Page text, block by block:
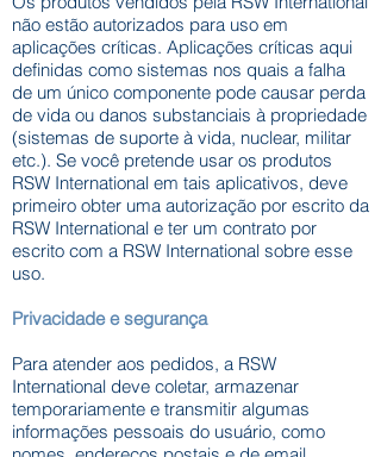
não estão autorizados para uso em
aplicações críticas. Aplicações críticas aqui
definidas como sistemas nos quais a falha
de um único componente pode causar perda
de vida ou danos substanciais à propriedade
(sistemas de suporte à vida, nuclear, militar
etc.). Se você pretende usar os produtos
RSW International em tais aplicativos, deve
primeiro obter uma autorização por escrito da
RSW International e ter um contrato por
escrito com a RSW International sobre esse
uso.
Privacidade e segurança
Para atender aos pedidos, a RSW
International deve coletar, armazenar
temporariamente e transmitir algumas
informações pessoais do usuário, como